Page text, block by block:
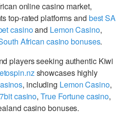
online casino market,
top-rated platforms and best SA
casinoand Lemon Casino,
African casino bonuses.
players seeking authentic Kiwi
showcases highly
, including Lemon Casino,
7bit casino,True Fortune casino,
casino bonuses.